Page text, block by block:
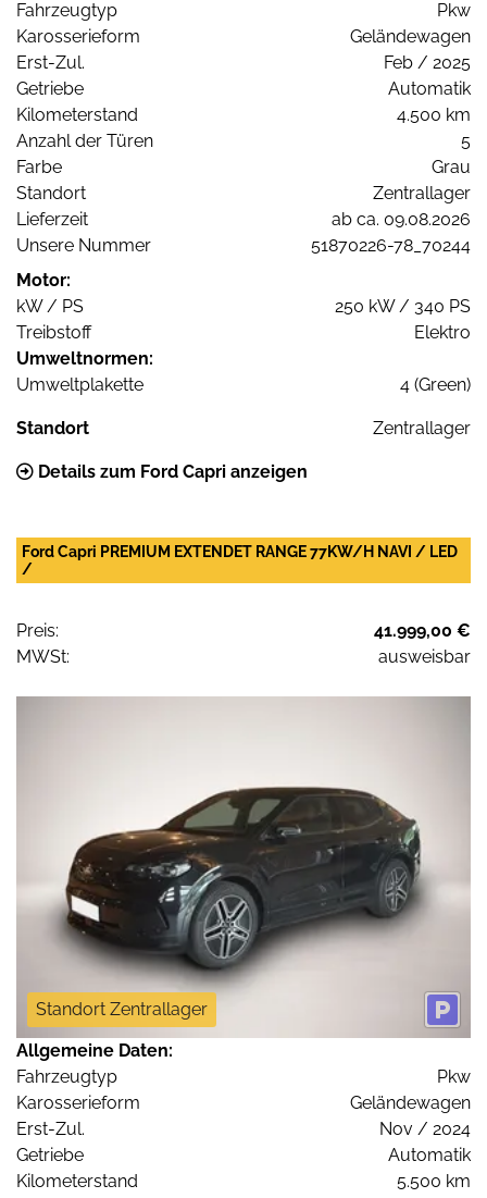
Fahrzeugtyp
Pkw
Karosserieform
Geländewagen
Erst-Zul.
Feb / 2025
Getriebe
Automatik
Kilometerstand
4.500 km
Anzahl der Türen
5
Farbe
Grau
Standort
Zentrallager
Lieferzeit
ab ca. 09.08.2026
Unsere Nummer
51870226-78_70244
Motor:
kW / PS
250 kW / 340 PS
Treibstoff
Elektro
Umweltnormen:
Umweltplakette
4 (Green)
Standort Zentrallager
Details zum Ford Capri anzeigen
Ford Capri PREMIUM EXTENDET RANGE 77KW/H NAVI / LED
/
Preis:
41.999,00 €
MWSt:
ausweisbar
Standort Zentrallager
Allgemeine Daten:
Fahrzeugtyp
Pkw
Karosserieform
Geländewagen
Erst-Zul.
Nov / 2024
Getriebe
Automatik
Kilometerstand
5.500 km